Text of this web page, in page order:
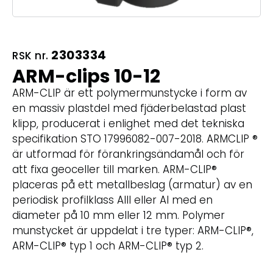
RSK nr. 2303334
ARM-clips 10-12
ARM-CLIP är ett polymermunstycke i form av
en massiv plastdel med fjäderbelastad plast
klipp, producerat i enlighet med det tekniska
specifikation STO 17996082-007-2018. ARMCLIP ®
är utformad för förankringsändamål och för
att fixa geoceller till marken. ARM-CLIP®
placeras på ett metallbeslag (armatur) av en
periodisk profilklass AIII eller AI med en
diameter på 10 mm eller 12 mm. Polymer
munstycket är uppdelat i tre typer: ARM-CLIP®,
ARM-CLIP® typ 1 och ARM-CLIP® typ 2.